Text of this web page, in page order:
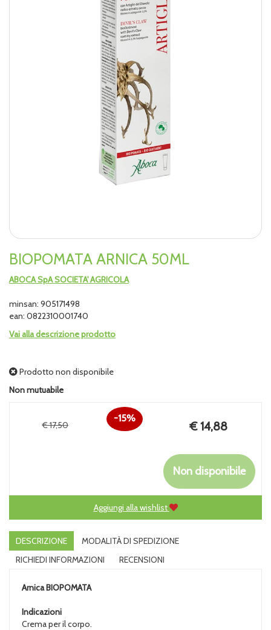
BIOPOMATA ARNICA 50ML
ABOCA SpA SOCIETA' AGRICOLA
minsan: 905171498
ean: 0822310001740
Vai alla descrizione prodotto
Prodotto non disponibile
Non mutuabile
15%
€ 17,50
Prezzo
€ 14,88
Non disponibile
Aggiungi alla wishlist
DESCRIZIONE
MODALITÀ DI SPEDIZIONE
RICHIEDI INFORMAZIONI
RECENSIONI
ArnicaBIOPOMATA
Indicazioni
Crema per il corpo.